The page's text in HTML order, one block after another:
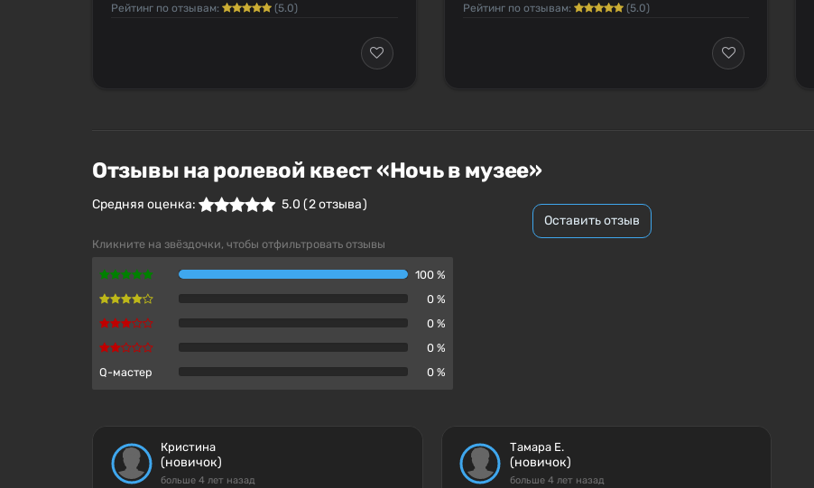
Рейтинг по отзывам: (5.0) Рейтинг по отзывам: (5.0)
Отзывы на ролевой квест «Ночь в музее»
Средняя оценка: 5.0 (2отзыва )
Кликните на звёздочки, чтобы отфильтровать отзывы
100 %
0 %
0 %
0 %
Q-мастер
0 %
Оставить отзыв
Кристина
(новичок)
больше 4 лет назад
Тамара Е.
(новичок)
больше 4 лет назад